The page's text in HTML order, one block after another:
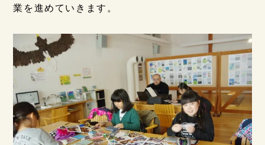
業を進めていきます。